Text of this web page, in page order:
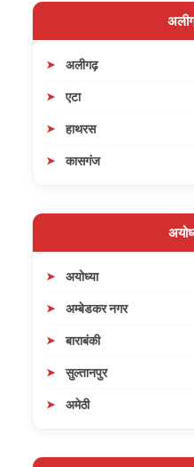
अलीगढ़
एटा
हाथरस
कासगंज
अयोध्या
अम्बेडकर नगर
बाराबंकी
सुल्तानपुर
अमेठी